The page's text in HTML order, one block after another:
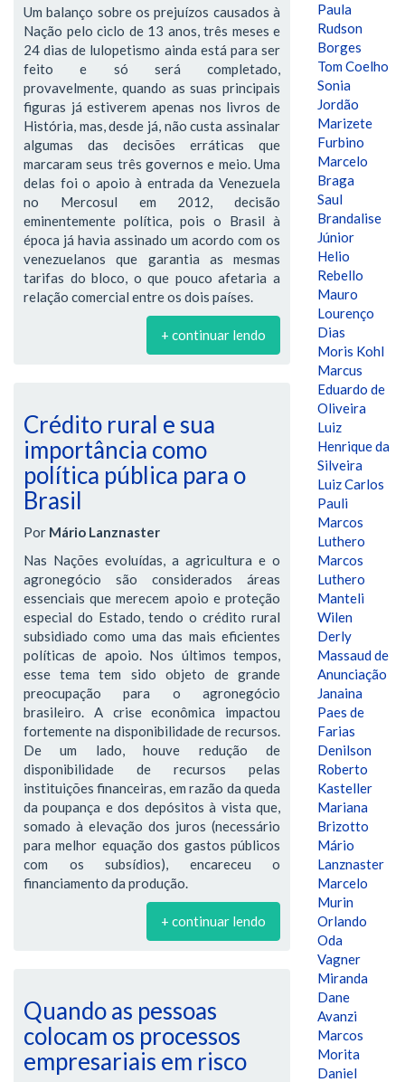
Um balanço sobre os prejuízos causados à
Nação pelo ciclo de 13 anos, três meses e
24 dias de lulopetismo ainda está para ser
feito e só será completado,
provavelmente, quando as suas principais
figuras já estiverem apenas nos livros de
História, mas, desde já, não custa assinalar
algumas das decisões erráticas que
marcaram seus três governos e meio. Uma
delas foi o apoio à entrada da Venezuela
no Mercosul em 2012, decisão
eminentemente política, pois o Brasil à
época já havia assinado um acordo com os
venezuelanos que garantia as mesmas
tarifas do bloco, o que pouco afetaria a
relação comercial entre os dois países.
+ continuar lendo
Crédito rural e sua
importância como
política pública para o
Brasil
Por Mário Lanznaster
Nas Nações evoluídas, a agricultura e o
agronegócio são considerados áreas
essenciais que merecem apoio e proteção
especial do Estado, tendo o crédito rural
subsidiado como uma das mais eficientes
políticas de apoio. Nos últimos tempos,
esse tema tem sido objeto de grande
preocupação para o agronegócio
brasileiro. A crise econômica impactou
fortemente na disponibilidade de recursos.
De um lado, houve redução de
disponibilidade de recursos pelas
instituições financeiras, em razão da queda
da poupança e dos depósitos à vista que,
somado à elevação dos juros (necessário
para melhor equação dos gastos públicos
com os subsídios), encareceu o
financiamento da produção.
+ continuar lendo
Quando as pessoas
colocam os processos
empresariais em risco
Paula
Rudson
Borges
Tom Coelho
Sonia
Jordão
Marizete
Furbino
Marcelo
Braga
Saul
Brandalise
Júnior
Helio
Rebello
Mauro
Lourenço
Dias
Moris Kohl
Marcus
Eduardo de
Oliveira
Luiz
Henrique da
Silveira
Luiz Carlos
Pauli
Marcos
Luthero
Marcos
Luthero
Manteli
Wilen
Derly
Massaud de
Anunciação
Janaina
Paes de
Farias
Denilson
Roberto
Kasteller
Mariana
Brizotto
Mário
Lanznaster
Marcelo
Murin
Orlando
Oda
Vagner
Miranda
Dane
Avanzi
Marcos
Morita
Daniel